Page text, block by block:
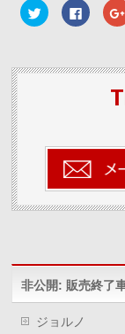
ク
リ
Twitter
ウ
ウ
開
で
に
て
く
だ
さ
い
し
ド
で
開
き
非公開: 販売終了
ジョルノ